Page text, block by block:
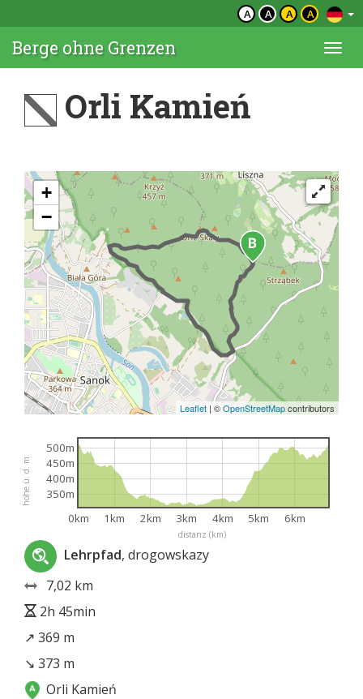
A A A A
Berge ohne Grenzen
Orli Kamień
+
−
Leaflet | ©OpenStreetMapcontributors
distanz (km)
höhe ü. d. m.
0km 1km 2km 3km 4km 5km 6km
350m
400m
450m
500m
Lehrpfad, drogowskazy
7,02 km
2h 45min
↗ 369 m
↘ 373 m
Orli Kamień